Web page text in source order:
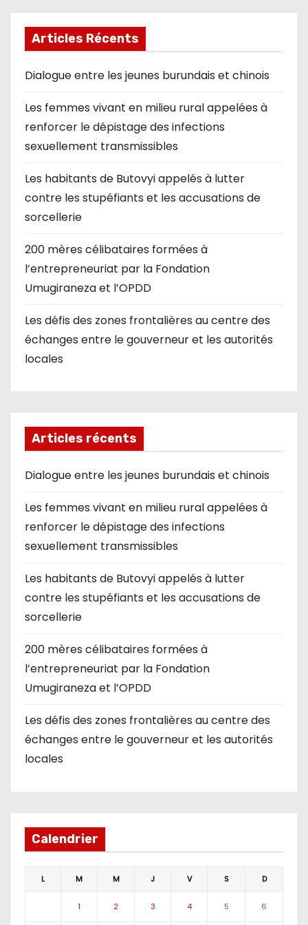
Articles Récents
Dialogue entre les jeunes burundais et chinois
Les femmes vivant en milieu rural appelées à
renforcer le dépistage des infections
sexuellement transmissibles
Les habitants de Butovyi appelés à lutter
contre les stupéfiants et les accusations de
sorcellerie
200 mères célibataires formées à
l’entrepreneuriat par la Fondation
Umugiraneza et l’OPDD
Les défis des zones frontalières au centre des
échanges entre le gouverneur et les autorités
locales
Articles récents
Dialogue entre les jeunes burundais et chinois
Les femmes vivant en milieu rural appelées à
renforcer le dépistage des infections
sexuellement transmissibles
Les habitants de Butovyi appelés à lutter
contre les stupéfiants et les accusations de
sorcellerie
200 mères célibataires formées à
l’entrepreneuriat par la Fondation
Umugiraneza et l’OPDD
Les défis des zones frontalières au centre des
échanges entre le gouverneur et les autorités
locales
Calendrier
L M M J V S D
1 2 3 4 5 6